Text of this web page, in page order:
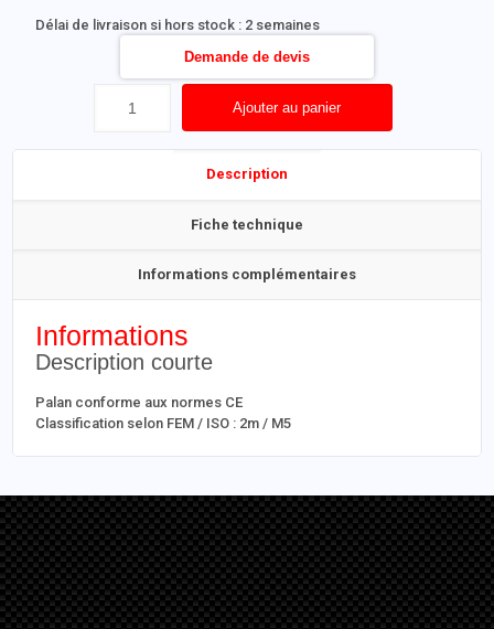
Délai de livraison si hors stock : 2 semaines
Ajouter au panier
Demande de devis
Description
Fiche technique
Informations complémentaires
Informations
Description courte
Palan conforme aux normes CE
Classification selon FEM / ISO : 2m / M5